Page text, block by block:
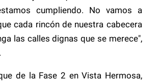
cumpliendo. No vamos a
cada rincón de nuestra cabecera
las calles dignas que se merece",
de la Fase 2 en Vista Hermosa,